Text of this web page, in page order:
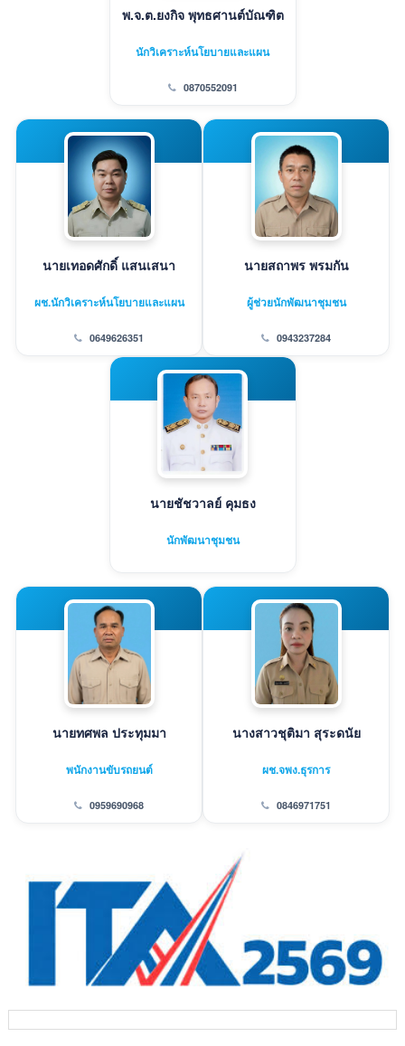
พ.จ.ต.ยงกิจ พุทธศานต์บัณฑิต
นักวิเคราะห์นโยบายและแผน
0870552091
นายเทอดศักดิ์ แสนเสนา
ผช.นักวิเคราะห์นโยบายและแผน
0649626351
นายสถาพร พรมกัน
ผู้ช่วยนักพัฒนาชุมชน
0943237284
นายชัชวาลย์ คุมธง
นักพัฒนาชุมชน
นายทศพล ประทุมมา
พนักงานขับรถยนต์
0959690968
นางสาวชุติมา สุระดนัย
ผช.จพง.ธุรการ
0846971751